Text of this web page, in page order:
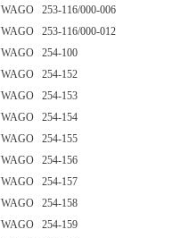
WAGO 253-116/000-006
WAGO 253-116/000-012
WAGO 254-100
WAGO 254-152
WAGO 254-153
WAGO 254-154
WAGO 254-155
WAGO 254-156
WAGO 254-157
WAGO 254-158
WAGO 254-159